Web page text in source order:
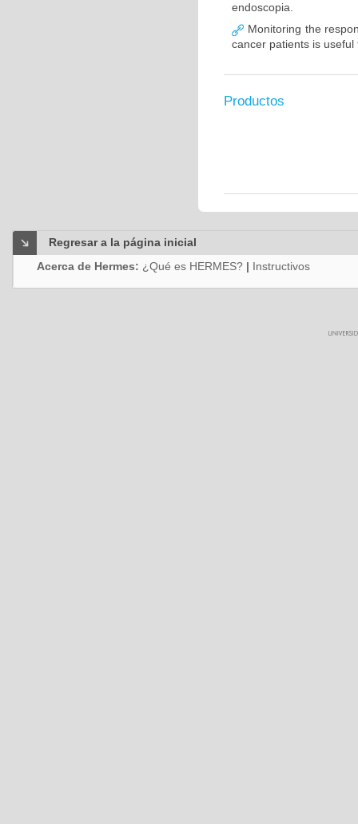
endoscopia.
Monitoring the
cancer patients is
Productos
Regresar a la página inicial
Acerca de Hermes: ¿Qué es HERMES? | Instructivos